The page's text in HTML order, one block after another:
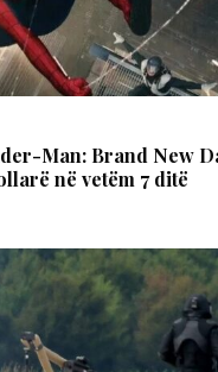
Man: Brand New
në vetëm 7 ditë